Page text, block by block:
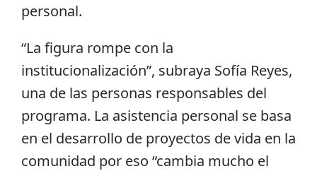
personal.
“La figura rompe con la
institucionalización”, subraya Sofía Reyes,
una de las personas responsables del
programa. La asistencia personal se basa
en el desarrollo de proyectos de vida en la
comunidad por eso “cambia mucho el